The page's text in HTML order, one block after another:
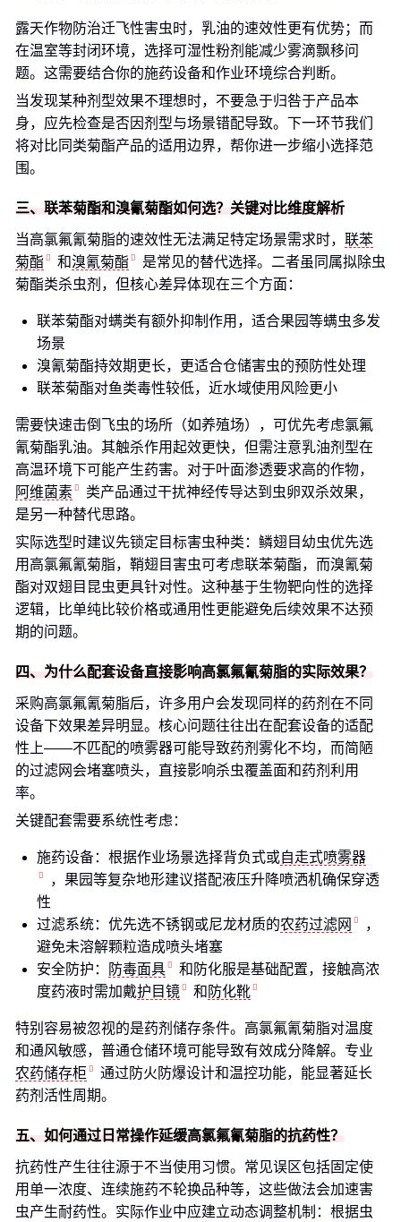
露天作物防治迁飞性害虫时，乳油的速效性更有优势；而
在温室等封闭环境，选择可湿性粉剂能减少雾滴飘移问
题。这需要结合你的施药设备和作业环境综合判断。
当发现某种剂型效果不理想时，不要急于归咎于产品本
身，应先检查是否因剂型与场景错配导致。下一环节我们
将对比同类菊酯产品的适用边界，帮你进一步缩小选择范
围。
三、联苯菊酯和溴氰菊酯如何选？关键对比维度解析
当高氯氟氰菊脂的速效性无法满足特定场景需求时， 联苯
菊酯
和溴氰菊酯
是常见的替代选择。二者虽同属拟除虫
菊酯类杀虫剂，但核心差异体现在三个方面：
联苯菊酯对螨类有额外抑制作用，适合果园等螨虫多发
场景
溴氰菊酯持效期更长，更适合仓储害虫的预防性处理
联苯菊酯对鱼类毒性较低，近水域使用风险更小
需要快速击倒飞虫的场所（如养殖场），可优先考虑氯氟
氰菊酯乳油。其触杀作用起效更快，但需注意乳油剂型在
高温环境下可能产生药害。对于叶面渗透要求高的作物，
阿维菌素
类产品通过干扰神经传导达到虫卵双杀效果，
是另一种替代思路。
实际选型时建议先锁定目标害虫种类：鳞翅目幼虫优先选
用高氯氟氰菊脂，鞘翅目害虫可考虑联苯菊酯，而溴氰菊
酯对双翅目昆虫更具针对性。这种基于生物靶向性的选择
逻辑，比单纯比较价格或通用性更能避免后续效果不达预
期的问题。
四、为什么配套设备直接影响高氯氟氰菊脂的实际效果？
采购高氯氟氰菊脂后，许多用户会发现同样的药剂在不同
设备下效果差异明显。核心问题往往出在配套设备的适配
性上——不匹配的喷雾器可能导致药剂雾化不均，而简陋
的过滤网会堵塞喷头，直接影响杀虫覆盖面和药剂利用
率。
关键配套需要系统性考虑：
施药设备：根据作业场景选择背负式或自走式喷雾器
，果园等复杂地形建议搭配液压升降喷洒机确保穿透
性
过滤系统：优先选不锈钢或尼龙材质的农药过滤网
，
避免未溶解颗粒造成喷头堵塞
安全防护：
防毒面具
和防化服是基础配置，接触高浓
度药液时需加戴护目镜 和 防化靴
特别容易被忽视的是药剂储存条件。高氯氟氰菊脂对温度
和通风敏感，普通仓储环境可能导致有效成分降解。专业
农药储存柜
通过防火防爆设计和温控功能，能显著延长
药剂活性周期。
五、如何通过日常操作延缓高氯氟氰菊脂的抗药性？
抗药性产生往往源于不当使用习惯。常见误区包括固定使
用单一浓度、连续施药不轮换品种等，这些做法会加速害
虫产生耐药性。实际作业中应建立动态调整机制：根据虫